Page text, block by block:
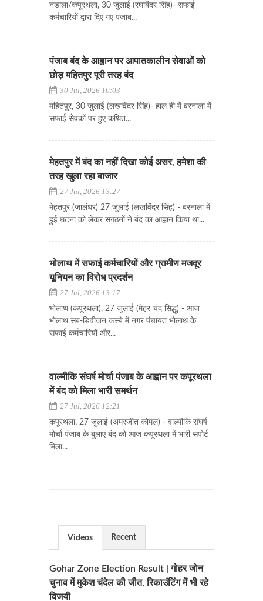
नडाला/कपूरथला, 30 जुलाई (रघबिंदर सिंह)- सफाई
कर्मचारियों द्वारा दिए गए पंजाब...
पंजाब बंद के आह्वान पर आपातकालीन सेवाओं को
छोड़ महितपुर पूरी तरह बंद
30 Jul, 2026 10:03
महितपुर, 30 जुलाई (लखविंदर सिंह)- हाल ही में बरनाला में
सफाई सेवकों पर हुए कथित...
मेहतपुर में बंद का नहीं दिखा कोई असर, हमेशा की
तरह खुला रहा बाजार
27 Jul, 2026 13:27
मेहतपुर (जालंधर) 27 जुलाई (लखविंदर सिंह) - बरनाला में
हुई घटना को लेकर संगठनों ने बंद का आह्वान किया था...
भोलाथ में सफाई कर्मचारियों और ग्रामीण मजदूर
यूनियन का विरोध प्रदर्शन
27 Jul, 2026 13:17
भोलाथ (कपूरथला), 27 जुलाई (मेहर चंद सिद्धू) - आज
भोलाथ सब-डिवीजन कस्बे में नगर पंचायत भोलाथ के
सफाई कर्मचारियों और...
वाल्मीकि संघर्ष मोर्चा पंजाब के आह्वान पर कपूरथला
में बंद को मिला भारी समर्थन
27 Jul, 2026 12:21
कपूरथला, 27 जुलाई (अमरजीत कोमल) - वाल्मीकि संघर्ष
मोर्चा पंजाब के बुलाए बंद को आज कपूरथला में भारी सपोर्ट
मिला...
Videos Recent
Gohar Zone Election Result | गोहर जोन
चुनाव में मुकेश चंदेल की जीत, रिकाउंटिंग में भी रहे
विजयी